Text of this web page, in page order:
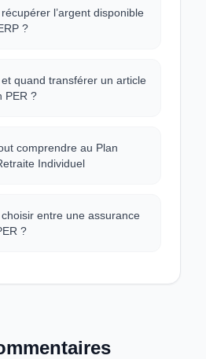
l’argent disponible
?
quand transférer un article
PER ?
comprendre au Plan
Individuel
entre une assurance
?